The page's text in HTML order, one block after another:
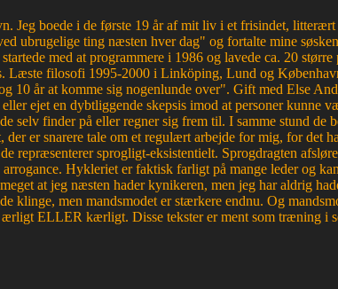
Jeg boede i de første 19 år af mit liv i et frisindet,
ubrugelige ting næsten hver dag" og fortalte mine
med at programmere i 1986 og lavede ca. 20
filosofi 1995-2000 i Linköping, Lund og
år at komme sig nogenlunde over". Gift med Else
ejet en dybtliggende skepsis imod at personer kunne
selv finder på eller regner sig frem til. I samme stund de
er snarere tale om et regulært arbejde for mig, for det
repræsenterer sprogligt-eksistentielt. Sprogdragten
Hykleriet er faktisk farligt på mange leder og
at jeg næsten hader kynikeren, men jeg har aldrig
klinge, men mandsmodet er stærkere endnu. Og
ærligt ELLER kærligt. Disse tekster er ment som